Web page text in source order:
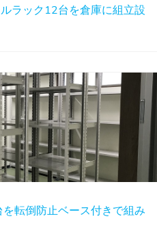
ラック12台を倉庫に組立設
を転倒防止ベース付きで組み